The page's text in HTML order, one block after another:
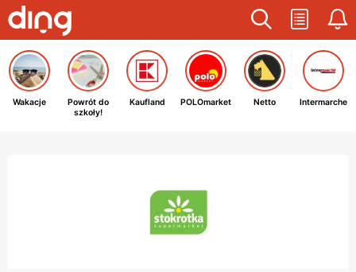
Wakacje
Powrót do
szkoły!
Kaufland POLOmarket Netto Intermarche